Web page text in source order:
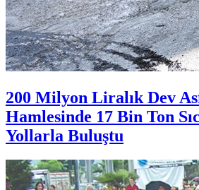
200 Milyon Liralık Dev
Hamlesinde 17 Bin Ton
Yollarla Buluştu